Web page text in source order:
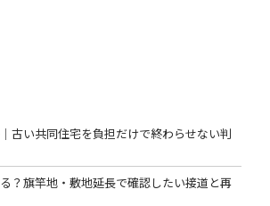
古い共同住宅を負担だけで終わらせない判
？旗竿地・敷地延長で確認したい接道と再